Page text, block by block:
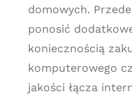
domowych.
ponosić
koniecznością
komputerowego
jakości łącza